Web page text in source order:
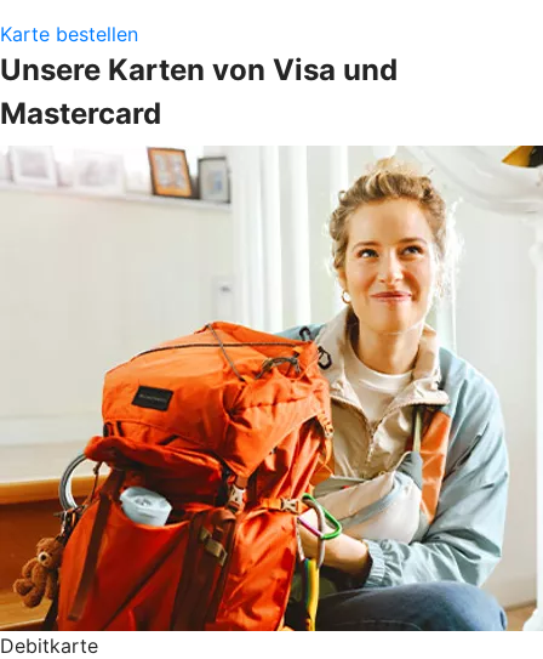
Karte bestellen
Unsere Karten von Visa und
Mastercard
Debitkarte